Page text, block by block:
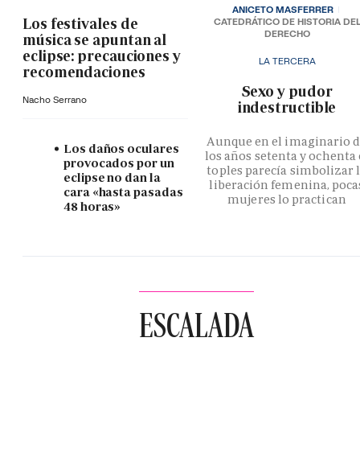
Los festivales de
música se apuntan al
eclipse: precauciones y
recomendaciones
Nacho Serrano
Los daños oculares
provocados por un
eclipse no dan la
cara «hasta pasadas
48 horas»
LA TERCERA
­Sexo y pudor
indestructible
Aunque en el imaginario
los años setenta y ochenta
toples parecía simbolizar
liberación femenina,
mujeres lo practican
ANICETO MASFERRER
CATEDRÁTICO DE HISTORIA DEL
DERECHO
ESCALADA